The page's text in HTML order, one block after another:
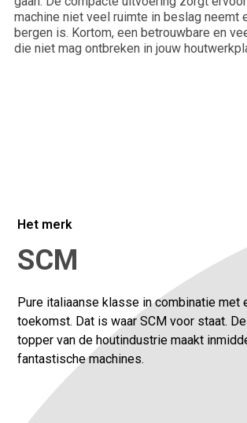
Bedrijfsnaam*
machine niet veel ruimte in beslag neemt
bergen is. Kortom, een betrouwbare en
die niet mag ontbreken in jouw
Het merk
SCM
Pure italiaanse klasse in combinatie met
toekomst. Dat is waar SCM voor staat.
topper van de houtindustrie maakt
fantastische machines.